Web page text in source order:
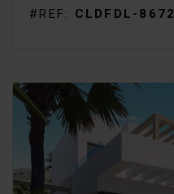
#REF: CLDFDL-